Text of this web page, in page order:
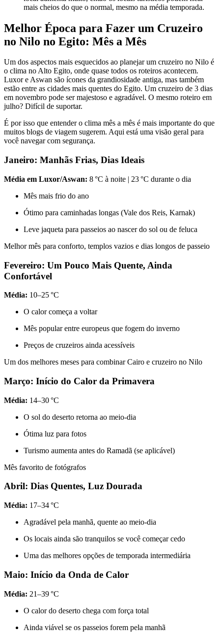
mais cheios do que o normal, mesmo na média temporada.
Melhor Época para Fazer um Cruzeiro
no Nilo no Egito: Mês a Mês
Um dos aspectos mais esquecidos ao planejar um cruzeiro no Nilo é
o clima no Alto Egito, onde quase todos os roteiros acontecem.
Luxor e Aswan são ícones da grandiosidade antiga, mas também
estão entre as cidades mais quentes do Egito. Um cruzeiro de 3 dias
em novembro pode ser majestoso e agradável. O mesmo roteiro em
julho? Difícil de suportar.
É por isso que entender o clima mês a mês é mais importante do que
muitos blogs de viagem sugerem. Aqui está uma visão geral para
você navegar com segurança.
Janeiro: Manhãs Frias, Dias Ideais
Média em Luxor/Aswan: 8 °C à noite | 23 °C durante o dia
Mês mais frio do ano
Ótimo para caminhadas longas (Vale dos Reis, Karnak)
Leve jaqueta para passeios ao nascer do sol ou de feluca
Melhor mês para conforto, templos vazios e dias longos de passeio
Fevereiro: Um Pouco Mais Quente, Ainda
Confortável
Média: 10–25 °C
O calor começa a voltar
Mês popular entre europeus que fogem do inverno
Preços de cruzeiros ainda acessíveis
Um dos melhores meses para combinar Cairo e cruzeiro no Nilo
Março: Início do Calor da Primavera
Média: 14–30 °C
O sol do deserto retorna ao meio-dia
Ótima luz para fotos
Turismo aumenta antes do Ramadã (se aplicável)
Mês favorito de fotógrafos
Abril: Dias Quentes, Luz Dourada
Média: 17–34 °C
Agradável pela manhã, quente ao meio-dia
Os locais ainda são tranquilos se você começar cedo
Uma das melhores opções de temporada intermediária
Maio: Início da Onda de Calor
Média: 21–39 °C
O calor do deserto chega com força total
Ainda viável se os passeios forem pela manhã